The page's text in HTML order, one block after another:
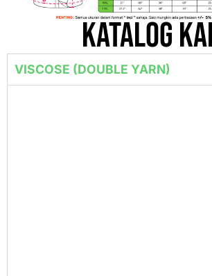
katalog
VISCOSE (DOUBLE YARN)